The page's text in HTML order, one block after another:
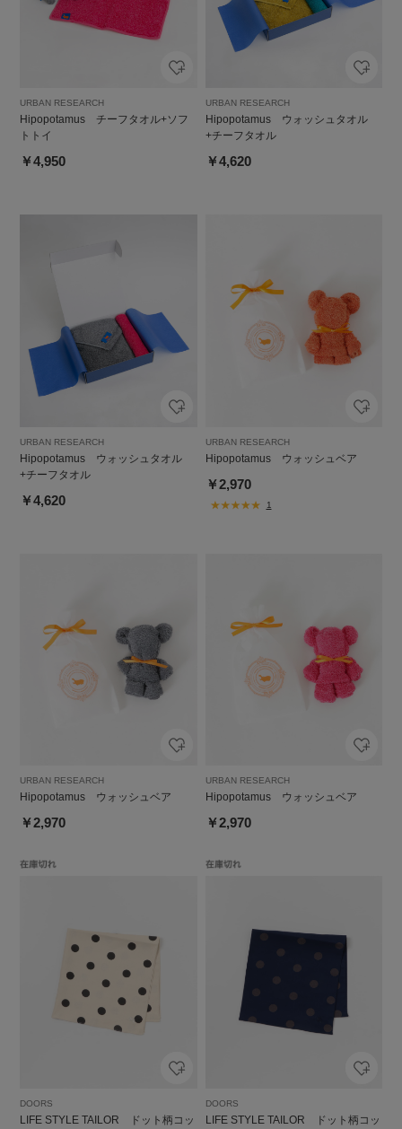
URBAN RESEARCH
Hipopotamus チーフタオル+ソフ
トトイ
￥4,950
URBAN RESEARCH
Hipopotamus ウォッシュタオル
+チーフタオル
￥4,620
URBAN RESEARCH
Hipopotamus ウォッシュタオル
+チーフタオル
￥4,620
URBAN RESEARCH
Hipopotamus ウォッシュベア
￥2,970
1
URBAN RESEARCH
Hipopotamus ウォッシュベア
￥2,970
URBAN RESEARCH
Hipopotamus ウォッシュベア
￥2,970
DOORS
LIFE STYLE TAILOR ドット柄コッ
DOORS
LIFE STYLE TAILOR ドット柄コッ